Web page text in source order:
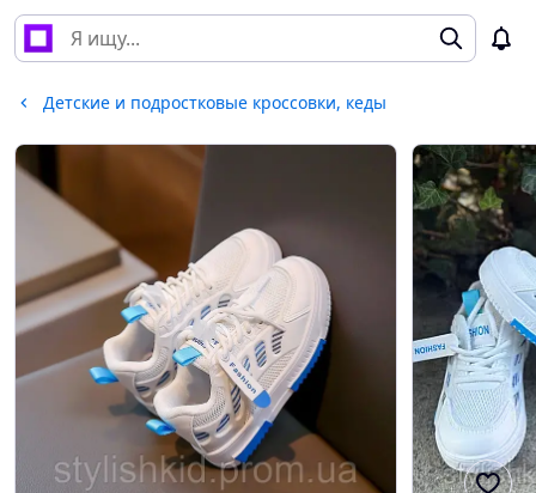
Детские и подростковые кроссовки, кеды